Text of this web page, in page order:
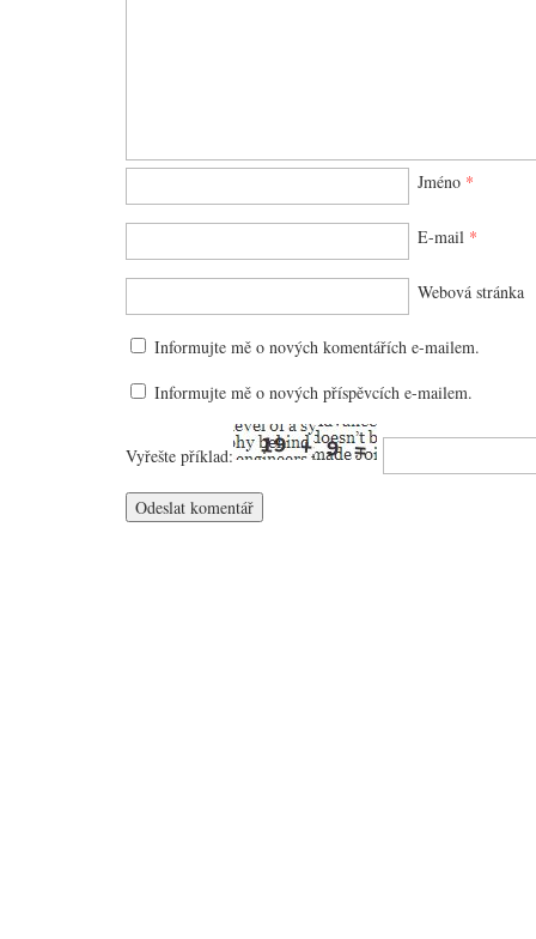
Jméno *
E-mail *
Webová stránka
Informujte mě o nových komentářích e-mailem.
Informujte mě o nových příspěvcích e-mailem.
Vyřešte příklad: